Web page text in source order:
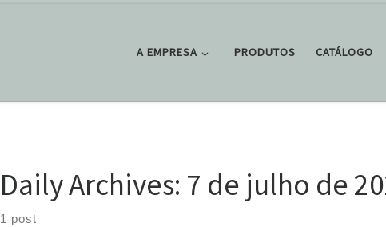
A EMPRESA PRODUTOS CATÁLOGO
Daily Archives: 7 de julho de
1 post